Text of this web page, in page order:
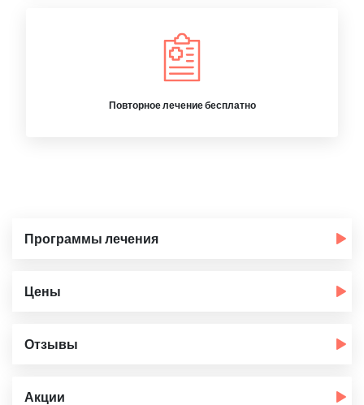
Повторное лечение бесплатно
Программы лечения
Цены
Отзывы
Акции